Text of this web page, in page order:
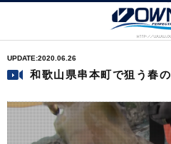
2020.06.26
和歌山県串本町で狙う春